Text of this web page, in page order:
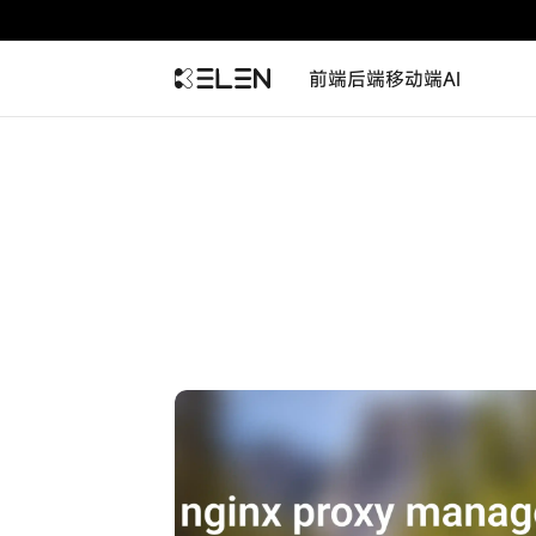
前端后端移动端AI